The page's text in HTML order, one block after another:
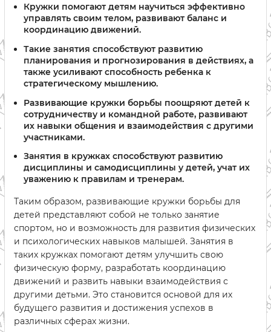
Кружки помогают детям научиться эффективно
управлять своим телом, развивают баланс и
координацию движений.
Такие занятия способствуют развитию
планирования и прогнозирования в действиях, а
также усиливают способность ребенка к
стратегическому мышлению.
Развивающие кружки борьбы поощряют детей к
сотрудничеству и командной работе, развивают
их навыки общения и взаимодействия с другими
участниками.
Занятия в кружках способствуют развитию
дисциплины и самодисциплины у детей, учат их
уважению к правилам и тренерам.
Таким образом, развивающие кружки борьбы для
детей представляют собой не только занятие
спортом, но и возможность для развития физических
и психологических навыков малышей. Занятия в
таких кружках помогают детям улучшить свою
физическую форму, разработать координацию
движений и развить навыки взаимодействия с
другими детьми. Это становится основой для их
будущего развития и достижения успехов в
различных сферах жизни.